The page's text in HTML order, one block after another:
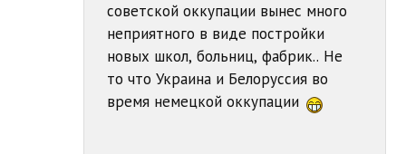
советской оккупации вынес много
неприятного в виде постройки
новых школ, больниц, фабрик.. Не
то что Украина и Белоруссия во
время немецкой оккупации